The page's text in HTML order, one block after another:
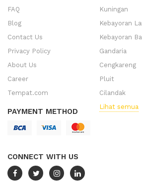
FAQ
Blog
Contact Us
Privacy Policy
About Us
Career
Tempat.com
PAYMENT METHOD
CONNECT WITH US
Kuningan
Kebayoran
Kebayoran
Gandaria
Cengkareng
Pluit
Cilandak
Lihat semua